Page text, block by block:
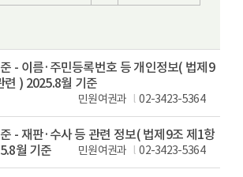
- 이름·주민등록번호 등 개인정보( 법제9
련 ) 2025.8월 기준
민원여권과 02-3423-5364
- 재판·수사 등 관련 정보( 법제9조 제1항
월 기준
민원여권과 02-3423-5364